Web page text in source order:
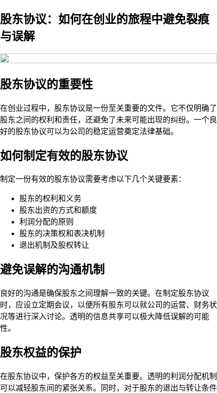
股东协议：如何在创业的旅程中避免裂痕
与误解
股东协议的重要性
在创业过程中，股东协议是一份至关重要的文件。它不仅明确了
股东之间的权利和责任，还避免了未来可能出现的纠纷。一个良
好的股东协议可以为公司的稳定运营奠定法律基础。
如何制定有效的股东协议
制定一份有效的股东协议需要考虑以下几个关键要素：
股东的权利和义务
股东出资的方式和额度
利润分配的原则
股东的决策权和表决机制
退出机制及股权转让
避免误解的沟通机制
良好的沟通是确保股东之间理解一致的关键。在制定股东协议
时，应设立定期会议，以便所有股东可以就公司的运营、财务状
况等进行深入讨论。透明的信息共享可以极大降低误解的可能
性。
股东权益的保护
在股东协议中，保护各方的权益至关重要。透明的利润分配机制
可以减轻股东间的紧张关系。同时，对于股东的退出与转让条件